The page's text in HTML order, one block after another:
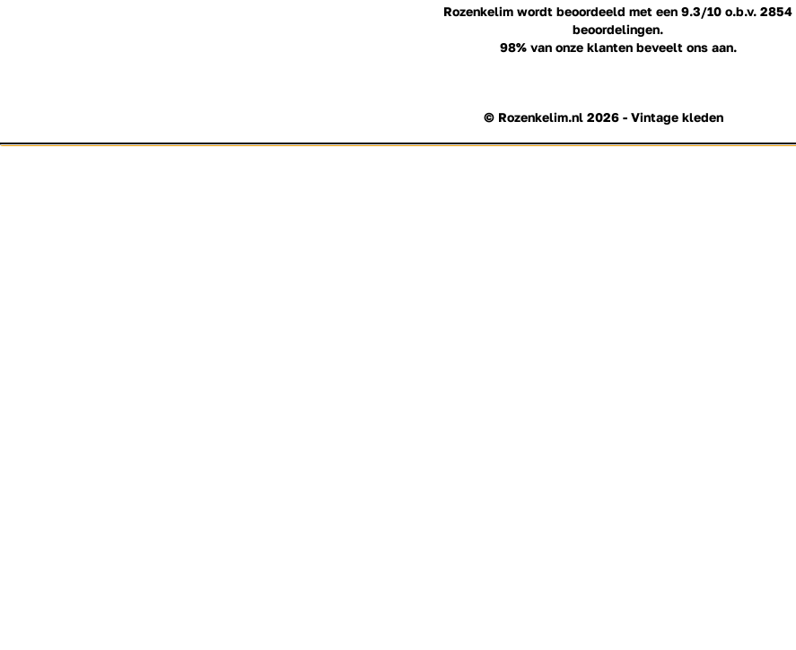
Rozenkelim wordt beoordeeld met een 9.3/10 o.b.v. 2854
beoordelingen.
98%van onze klanten beveelt ons aan.
© Rozenkelim.nl 2026 - Vintage kleden